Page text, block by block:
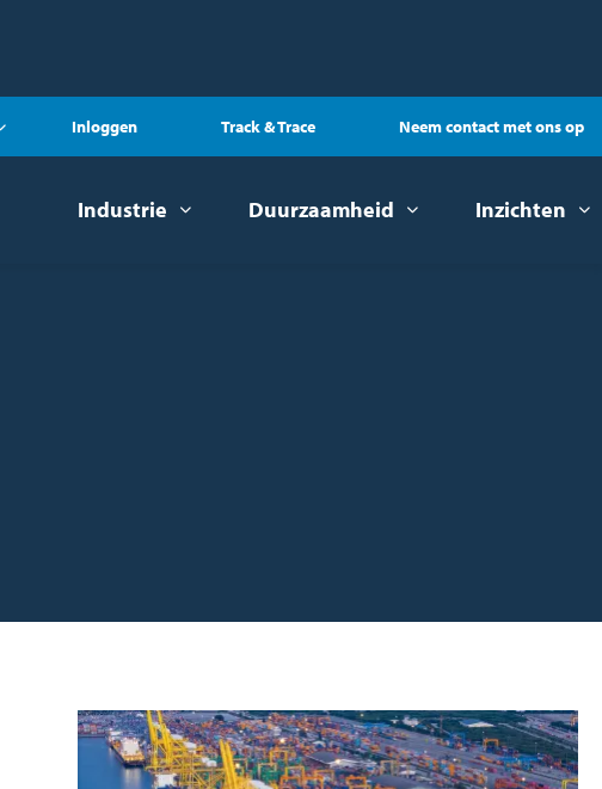
Inloggen Track & Trace Neem contact met ons op
Industrie Duurzaamheid Inzichten